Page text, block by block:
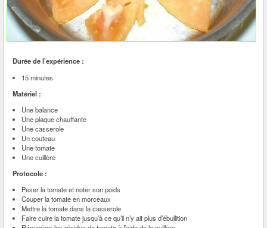
Durée de l'expérience :
15 minutes
Matériel :
Une balance
Une plaque chauffante
Une casserole
Un couteau
Une tomate
Une cuillère
Protocole :
Peser la tomate et noter son poids
Couper la tomate en morceaux
Mettre la tomate dans la casserole
Faire cuire la tomate jusqu’à ce qu’il n’y ait plus d’ébullition